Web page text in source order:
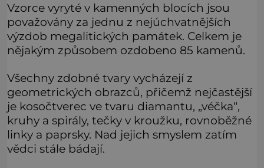
Vzorce vyryté v kamenných blocích jsou
považovány za jednu z nejúchvatnějších
výzdob megalitických památek. Celkem je
nějakým způsobem ozdobeno 85 kamenů.
Všechny zdobné tvary vycházejí z
geometrických obrazců, přičemž nejčastější
je kosočtverec ve tvaru diamantu, „véčka“,
kruhy a spirály, tečky v kroužku, rovnoběžné
linky a paprsky. Nad jejich smyslem zatím
vědci stále bádají.